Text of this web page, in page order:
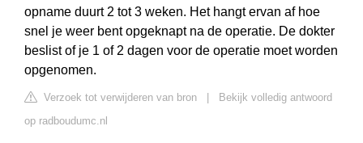
opname duurt 2 tot 3 weken. Het hangt ervan af hoe
snel je weer bent opgeknapt na de operatie. De dokter
beslist of je 1 of 2 dagen voor de operatie moet worden
opgenomen.
Verzoek tot verwijderen van bron
Bekijk volledig antwoord
op radboudumc.nl